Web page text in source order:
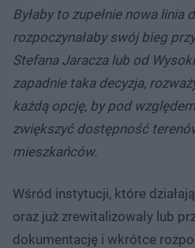
Byłaby to zupełnie nowa linia
rozpoczynałaby swój bieg
Stefana Jaracza lub od
zapadnie taka decyzja,
każdą opcję, by pod
zwiększyć dostępność
mieszkańców.
Wśród instytucji, które
oraz już zrewitalizowały lub
dokumentację i wkrótce